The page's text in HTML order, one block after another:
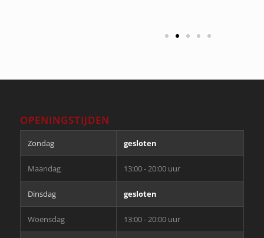
OPENINGSTIJDEN
Zondag gesloten
Maandag 13:00 - 20:00 uur
Dinsdag gesloten
Woensdag 13:00 - 20:00 uur